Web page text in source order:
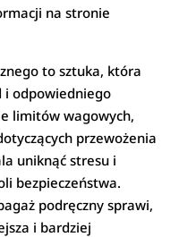
na stronie
to sztuka, która
i odpowiedniego
limitów wagowych,
przewożenia
uniknąć stresu i
bezpieczeństwa.
podręczny sprawi,
i bardziej